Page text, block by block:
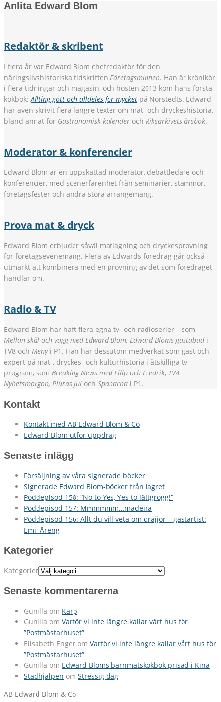
Anlita Edward Blom
Redaktör & skribent
I flera år var Edward Blom chefredaktör för den
näringslivshistoriska tidskriften Företagsminnen. Han är krönikör
i flera tidningar och magasin, och hösten 2013 kom hans första
kokbok:Allting gott och alldeles för mycket på Norstedts. Edward
har även skrivit flera längre texter om mat- och dryckeshistoria,
bland annat för Gastronomisk kalender och Riksarkivets årsbok.
Moderator & konferencier
Edward Blom är en uppskattad moderator, debattledare och
konferencier, med scenerfarenhet från seminarier, stämmor,
företagsfester och andra stora arrangemang.
Prova mat & dryck
Edward Blom erbjuder såväl matlagning och dryckesprovning
för företagsevenemang. Flera av Edwards föredrag går också
utmärkt att kombinera med en provning av det som föredraget
handlar om.
Radio & TV
Edward Blom har haft flera egna tv- och radioserier – som
Mellan skål och vägg med Edward Blom, Edward Bloms gästabud i
TV8 och Menyi P1. Han har dessutom medverkat som gäst och
expert på mat-, dryckes- och kulturhistoria i åtskilliga tv-
program, som Breaking News med Filip och Fredrik, TV4
Nyhetsmorgon, Pluras jul och Spanarna i P1.
Kontakt
Kontakt med AB Edward Blom & Co
Edward Blom utför uppdrag
Senaste inlägg
Försäljning av våra signerade böcker
Signerade Edward Blom-böcker från lagret
Poddepisod 158: ”No to Yes, Yes to lättgrogg!”
Poddepisod 157: Mmmmmm…madeira
Poddepisod 156: Allt du vill veta om drajjor – gästartist:
Emil Åreng
Kategorier
Kategorier
Senaste kommentarerna
Gunilla om Karp
Gunilla om Varför vi inte längre kallar vårt hus för
”Postmästarhuset”
Elisabeth Enger om Varför vi inte längre kallar vårt hus för
”Postmästarhuset”
Gunilla om Edward Bloms barnmatskokbok prisad i Kina
Stadhjalpen om Stressig dag
AB Edward Blom & Co